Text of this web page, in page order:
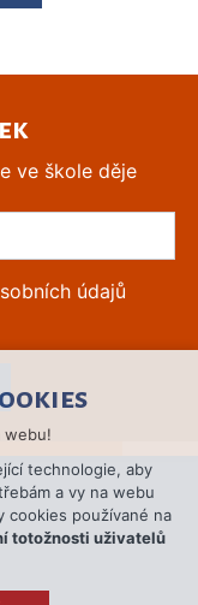
ve škole děje
údajů
webu!
technologie, aby
a vy na webu
cookies používané na
totožnosti uživatelů